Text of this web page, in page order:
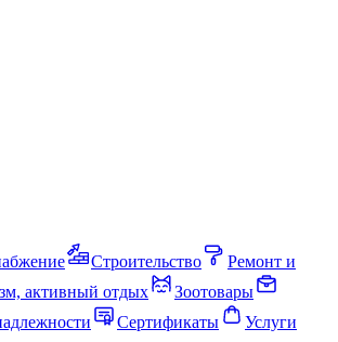
Строительство
Ремонт и
активный отдых
Зоотовары
Сертификаты
Услуги